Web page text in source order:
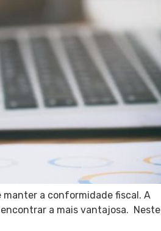
a conformidade fiscal. A
a mais vantajosa. Neste